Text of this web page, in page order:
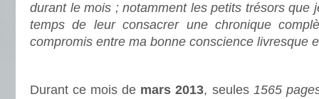
durant le mois ; notamment les petits trésors que
temps de leur consacrer une chronique
compromis entre ma bonne conscience livresque
Durant ce mois de mars 2013, seules 1565